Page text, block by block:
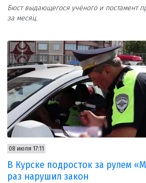
Бюст выдающегося учёного и постамент
за месяц.
08 июля 17:11
В Курске подросток за рулем
раз нарушил закон